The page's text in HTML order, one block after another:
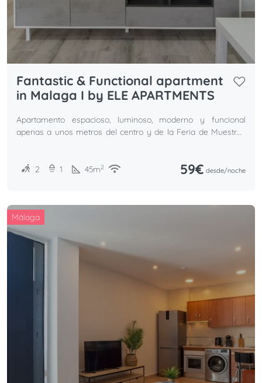
Fantastic & Functional apartment
in Malaga I by ELE APARTMENTS
Apartamento espacioso, luminoso, moderno y funcional
apenas a unos metros del centro y de la Feria de Muestras
2 1 45m2 59€ desde/noche
Málaga